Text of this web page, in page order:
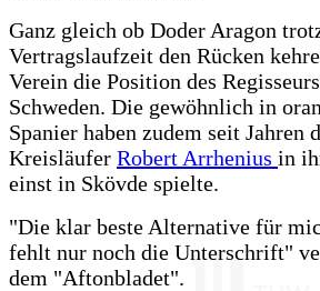
Ganz gleich ob Doder Aragon
Vertragslaufzeit den Rücken
Verein die Position des
Schweden. Die gewöhnlich in
Spanier haben zudem seit Jahren
Kreisläufer Robert Arrhenius in
einst in Skövde spielte.
"Die klar beste Alternative für
fehlt nur noch die Unterschrift"
dem "Aftonbladet".